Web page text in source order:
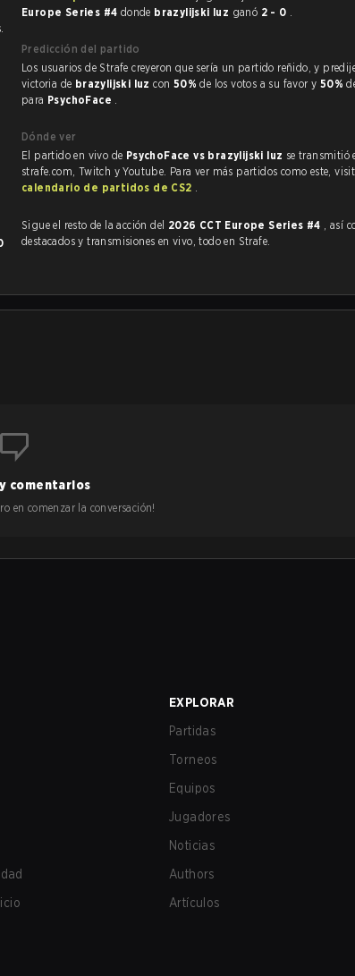
Europe Series #4 donde brazylijski luz ganó 2 - 0 .
Predicción del partido
Los usuarios de Strafe creyeron que sería un partido reñido, y predijeron la
victoria de brazylijski luzcon 50%de los votos a su favor y 50%
para PsychoFace .
Dónde ver
El partido en vivo de PsychoFace vs brazylijski luz se transmitió
strafe.com, Twitch y Youtube. Para ver más partidos como este,
calendario de partidos de CS2 .
Sigue el resto de la acción del 2026 CCT Europe Series #4 , así
destacados y transmisiones en vivo, todo en Strafe.
comentarios
en comenzar la conversación!
EXPLORAR
Partidas
Torneos
Equipos
Jugadores
Noticias
Authors
Artículos